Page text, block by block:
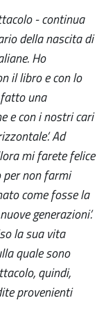
- continua
della nascita di
Ho
il libro e con lo
una
e con i nostri cari
Ad
mi farete felice
per non farmi
come fosse la
generazioni’.
la sua vita
quale sono
quindi,
provenienti